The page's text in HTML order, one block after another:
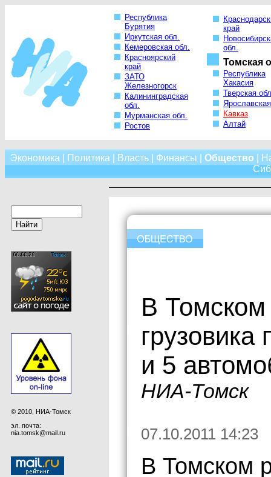
Республика
Бурятия
Иркутская обл.
Кемеровская обл.
Красноярский
край
ЗАТО
Железногорск
Калининградская
обл.
Мурманская обл.
Ростов
край
обл.
Томская
Республика
Хакасия
Тверская
Кавказ
Алтай
Экономика Политика Власть| Финансы Общество
© 2010, НИА-Томск
эл. почта:
nia.tomsk@mail.ru
В Томском
грузовика
и 5
НИА-Томск
07.10.2011 14:23
В Томском